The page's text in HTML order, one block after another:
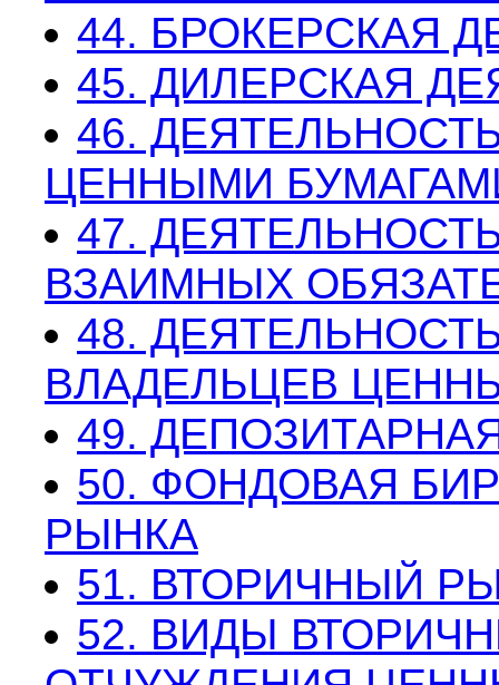
44. БРОКЕРСКАЯ
45. ДИЛЕРСКАЯ
46.
ЦЕННЫМИ
47.
ВЗАИМНЫХ
48.
ВЛАДЕЛЬЦЕВ
49.
50. ФОНДОВАЯ
РЫНКА
51. ВТОРИЧНЫЙ
52. ВИДЫ